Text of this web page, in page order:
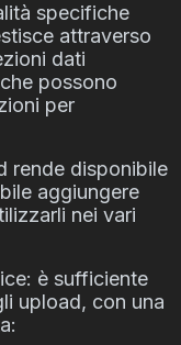
specifiche
attraverso
dati
possono
per
rende disponibile
aggiungere
nei vari
è sufficiente
upload, con una